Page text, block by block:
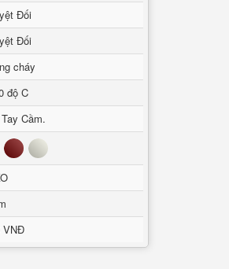
Đối
Đối
cháy
độ C
Cầm.
Đỏ Trắng
VNĐ